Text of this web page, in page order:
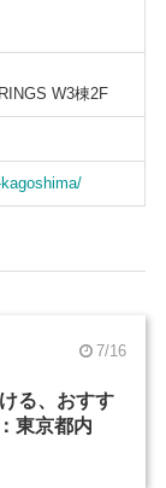
W3棟2F
7/16
る、おすす
東京都内